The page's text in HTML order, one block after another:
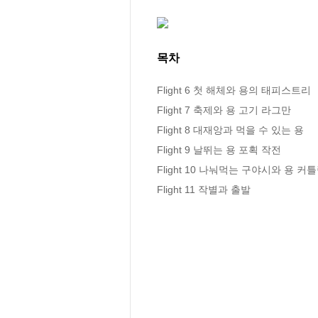
목차
Flight 6 첫 해체와 용의 태피스트리
Flight 7 축제와 용 고기 라그만
Flight 8 대재앙과 먹을 수 있는 용
Flight 9 날뛰는 용 포획 작전
Flight 10 나눠먹는 구야시와 용 커
Flight 11 작별과 출발